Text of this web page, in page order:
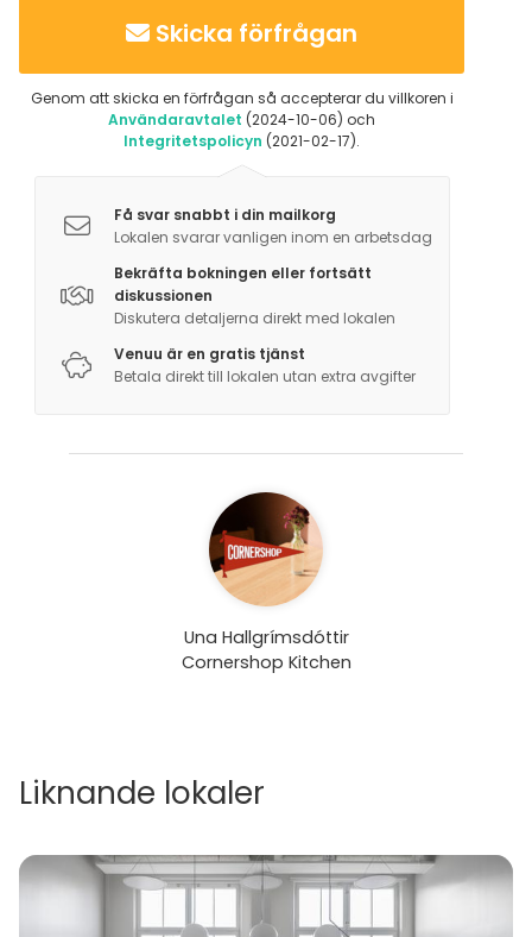
Skicka förfrågan
Genom att skicka en förfrågan så accepterar du villkoren i
Användaravtalet (2024-10-06) och
Integritetspolicyn (2021-02-17).
Få svar snabbt i din mailkorg
Lokalen svarar vanligen inom en arbetsdag
Bekräfta bokningen eller fortsätt
diskussionen
Diskutera detaljerna direkt med lokalen
Venuu är en gratis tjänst
Betala direkt till lokalen utan extra avgifter
Una Hallgrímsdóttir
Cornershop Kitchen
Liknande lokaler